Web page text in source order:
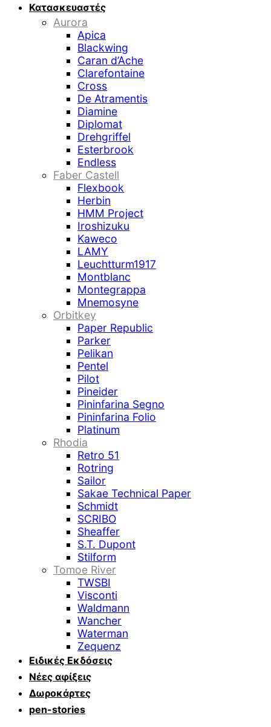
Κατασκευαστές
Aurora
Apica
Blackwing
Caran d’Ache
Clarefontaine
Cross
De Atramentis
Diamine
Diplomat
Drehgriffel
Esterbrook
Endless
Faber Castell
Flexbook
Herbin
HMM Project
Iroshizuku
Kaweco
LAMY
Leuchtturm1917
Montblanc
Montegrappa
Mnemosyne
Orbitkey
Paper Republic
Parker
Pelikan
Pentel
Pilot
Pineider
Pininfarina Segno
Pininfarina Folio
Platinum
Rhodia
Retro 51
Rotring
Sailor
Sakae Technical Paper
Schmidt
SCRIBO
Sheaffer
S.T. Dupont
Stilform
Tomoe River
TWSBI
Visconti
Waldmann
Wancher
Waterman
Zequenz
Ειδικές Εκδόσεις
Νέες αφίξεις
Δωροκάρτες
pen-stories